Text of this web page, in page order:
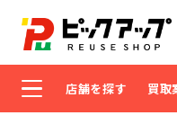
店舗を探す 買取